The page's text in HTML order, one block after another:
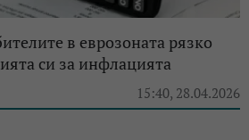
в еврозоната рязко
си за инфлацията
15:40, 28.04.2026